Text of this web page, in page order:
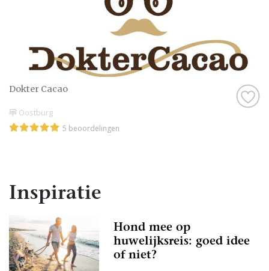
Dokter Cacao
Oostburg
5 beoordelingen
Inspiratie
Hond mee op
huwelijksreis: goed idee
of niet?